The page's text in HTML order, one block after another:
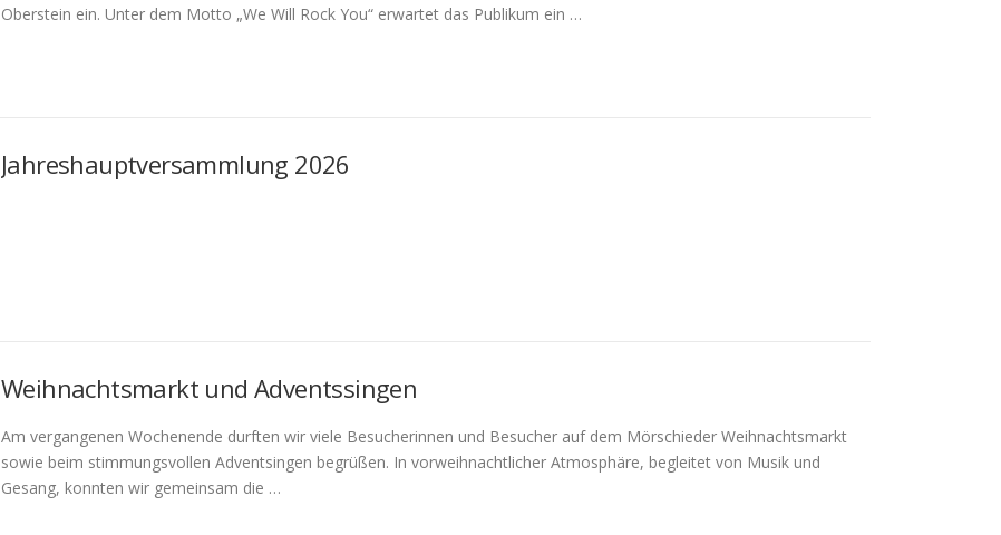
Oberstein ein. Unter dem Motto „We Will Rock You“ erwartet das Publikum ein …
Jahreshauptversammlung 2026
Weihnachtsmarkt und Adventssingen
Am vergangenen Wochenende durften wir viele Besucherinnen und Besucher auf dem Mörschieder Weihnachtsmarkt
sowie beim stimmungsvollen Adventsingen begrüßen. In vorweihnachtlicher Atmosphäre, begleitet von Musik und
Gesang, konnten wir gemeinsam die …